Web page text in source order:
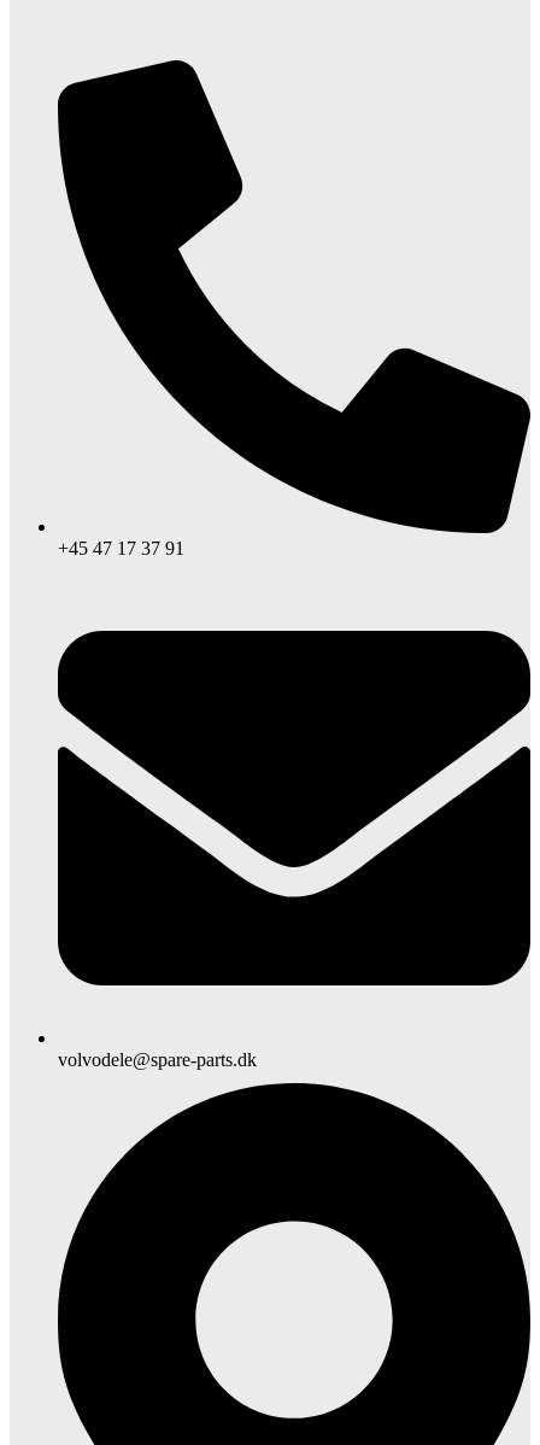
+45 47 17 37 91
volvodele@spare-parts.dk